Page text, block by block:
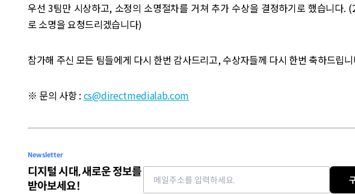
우선 3팀만 시상하고, 소정의 소명절차를 거쳐 추가 수상을 결정하기로 했습니다.
로 소명을 요청드리겠습니다)
참가해 주신 모든 팀들에게 다시 한번 감사드리고, 수상자들께 다시 한번 축하드립
※ 문의 사항 : cs@directmedialab.com
Newsletter
디지털 시대, 새로운 정보를
받아보세요!
Email address